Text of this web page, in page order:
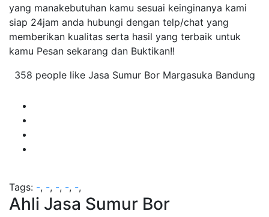
yang manakebutuhan kamu sesuai keinginanya kami
siap 24jam anda hubungi dengan telp/chat yang
memberikan kualitas serta hasil yang terbaik untuk
kamu Pesan sekarang dan Buktikan!!
358 people like Jasa Sumur Bor Margasuka Bandung
Tags: -, -, -, -, -,
Ahli Jasa Sumur Bor